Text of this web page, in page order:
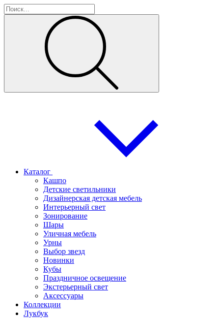
Каталог
Кашпо
Детские светильники
Дизайнерская детская мебель
Интерьерный свет
Зонирование
Шары
Уличная мебель
Урны
Выбор звезд
Новинки
Кубы
Праздничное освещение
Экстерьерный свет
Аксессуары
Коллекции
Лукбук